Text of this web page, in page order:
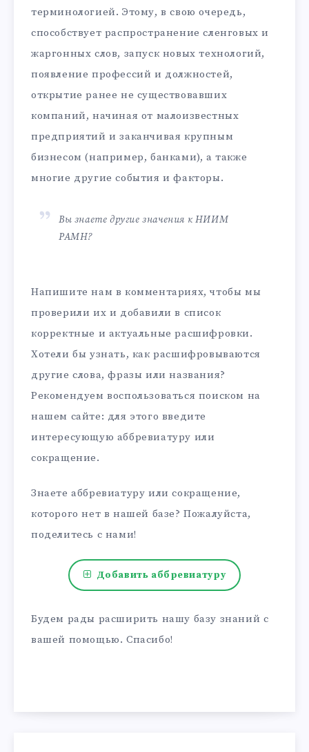
терминологией. Этому, в свою очередь,
способствует распространение сленговых и
жаргонных слов, запуск новых технологий,
появление профессий и должностей,
открытие ранее не существовавших
компаний, начиная от малоизвестных
предприятий и заканчивая крупным
бизнесом (например, банками), а также
многие другие события и факторы.
Вы знаете другие значения к НИИМ
РАМН?
Напишите нам в комментариях, чтобы мы
проверили их и добавили в список
корректные и актуальные расшифровки.
Хотели бы узнать, как расшифровываются
другие слова, фразы или названия?
Рекомендуем воспользоваться поиском на
нашем сайте: для этого введите
интересующую аббревиатуру или
сокращение.
Знаете аббревиатуру или сокращение,
которого нет в нашей базе? Пожалуйста,
поделитесь с нами!
Добавить аббревиатуру
Будем рады расширить нашу базу знаний с
вашей помощью. Спасибо!